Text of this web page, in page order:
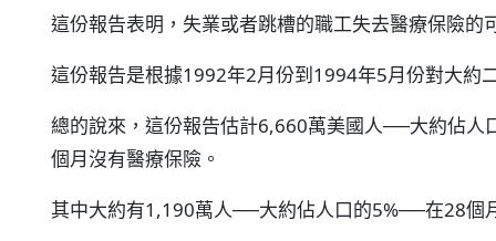
這份報告表明，失業或者跳槽的職工失去醫療保險的
這份報告是根據1992年2月份到1994年5月份對大約
總的說來，這份報告估計6,660萬美國人──大約佔
個月沒有醫療保險。
其中大約有1,190萬人──大約佔人口的5%──在28個